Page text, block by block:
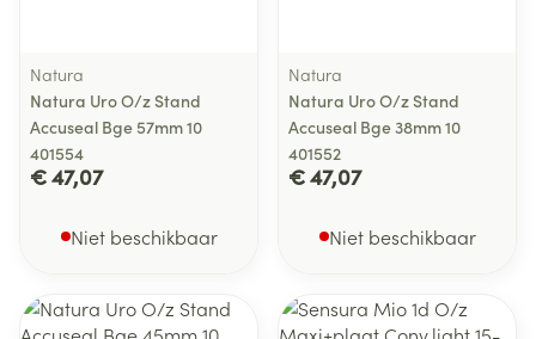
Natura
Natura Uro O/z Stand
Accuseal Bge 57mm 10
401554
€ 47,07
Niet beschikbaar
Natura
Natura Uro O/z Stand
Accuseal Bge 38mm 10
401552
€ 47,07
Niet beschikbaar